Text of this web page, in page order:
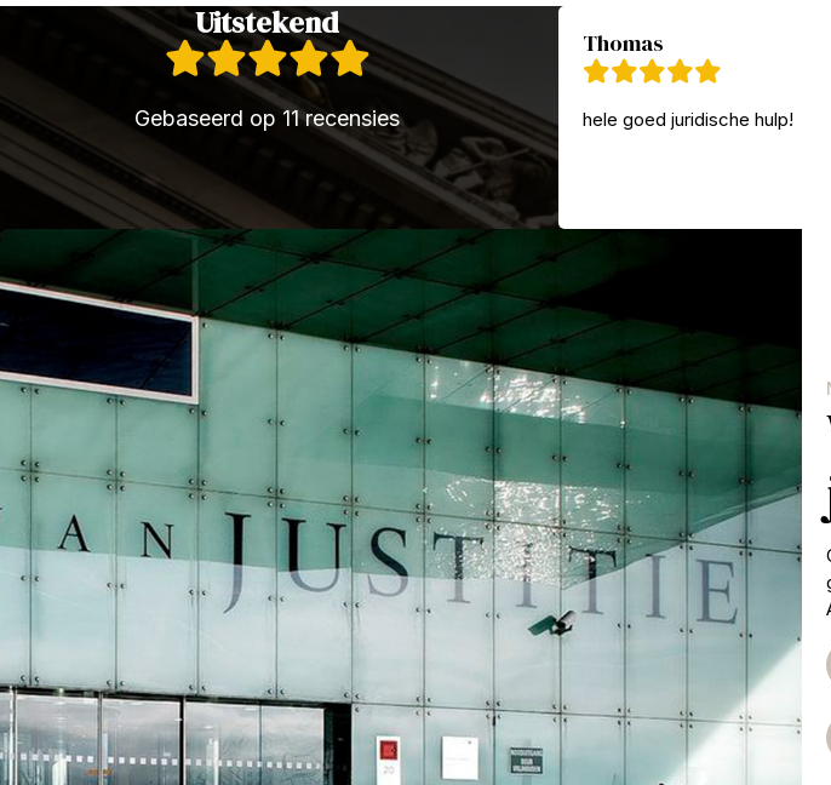
Uitstekend
Gebaseerd op 11 recensies
Thomas
hele goed juridische hulp!